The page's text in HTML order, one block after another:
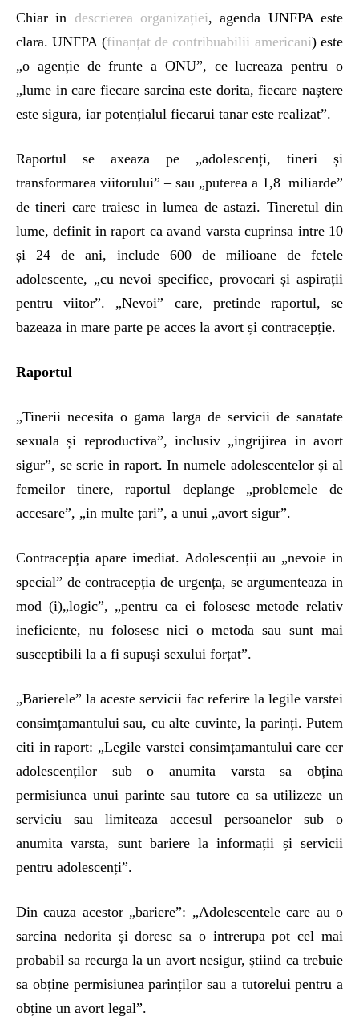
Chiar in descrierea organizației, agenda UNFPA este
clara. UNFPA (finanțat de contribuabilii americani) este
„o agenție de frunte a ONU”, ce lucreaza pentru o
„lume in care fiecare sarcina este dorita, fiecare naștere
este sigura, iar potențialul fiecarui tanar este realizat”.
Raportul se axeaza pe „adolescenți, tineri și
transformarea viitorului” – sau „puterea a 1,8 miliarde”
de tineri care traiesc in lumea de astazi. Tineretul din
lume, definit in raport ca avand varsta cuprinsa intre 10
și 24 de ani, include 600 de milioane de fetele
adolescente, „cu nevoi specifice, provocari și aspirații
pentru viitor”. „Nevoi” care, pretinde raportul, se
bazeaza in mare parte pe acces la avort și contracepție.
Raportul
„Tinerii necesita o gama larga de servicii de sanatate
sexuala și reproductiva”, inclusiv „ingrijirea in avort
sigur”, se scrie in raport. In numele adolescentelor și al
femeilor tinere, raportul deplange „problemele de
accesare”, „in multe țari”, a unui „avort sigur”.
Contracepția apare imediat. Adolescenții au „nevoie in
special” de contracepția de urgența, se argumenteaza in
mod (i)„logic”, „pentru ca ei folosesc metode relativ
ineficiente, nu folosesc nici o metoda sau sunt mai
susceptibili la a fi supuși sexului forțat”.
„Barierele” la aceste servicii fac referire la legile varstei
consimțamantului sau, cu alte cuvinte, la parinți. Putem
citi in raport: „Legile varstei consimțamantului care cer
adolescenților sub o anumita varsta sa obțina
permisiunea unui parinte sau tutore ca sa utilizeze un
serviciu sau limiteaza accesul persoanelor sub o
anumita varsta, sunt bariere la informații și servicii
pentru adolescenți”.
Din cauza acestor „bariere”: „Adolescentele care au o
sarcina nedorita și doresc sa o intrerupa pot cel mai
probabil sa recurga la un avort nesigur, știind ca trebuie
sa obține permisiunea parinților sau a tutorelui pentru a
obține un avort legal”.